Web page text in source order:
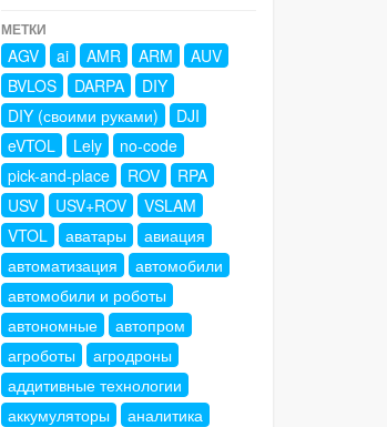
МЕТКИ
AGV ai AMR ARM
AUV
BVLOS
DARPA
DIY
DIY (своими руками)
DJI
eVTOL
Lely
no-code
pick-and-place
ROV
RPA
USV
USV+ROV
VSLAM
VTOL
аватары
авиация
автоматизация
автомобили
автомобили и роботы
автономные
автопром
агроботы
агродроны
аддитивные технологии
аккумуляторы
аналитика